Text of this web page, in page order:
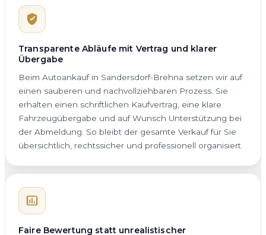
Transparente Abläufe mit Vertrag und klarer
Übergabe
Beim Autoankauf in Sandersdorf-Brehna setzen wir auf
einen sauberen und nachvollziehbaren Prozess. Sie
erhalten einen schriftlichen Kaufvertrag, eine klare
Fahrzeugübergabe und auf Wunsch Unterstützung bei
der Abmeldung. So bleibt der gesamte Verkauf für Sie
übersichtlich, rechtssicher und professionell organisiert.
Faire Bewertung statt unrealistischer